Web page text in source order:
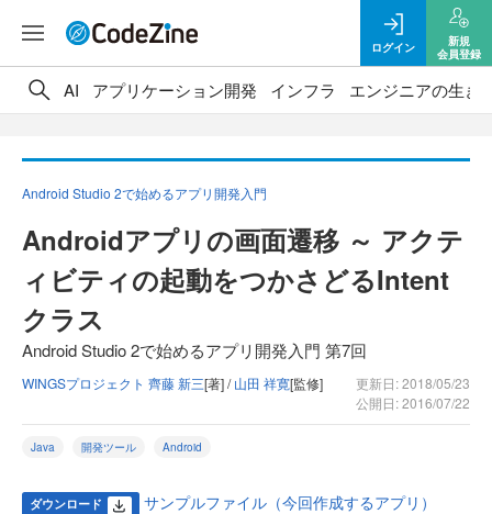
ログイン
新規
会員登録
AI アプリケーション開発 インフラ エンジニアの生き
Android Studio 2で始めるアプリ開発入門
Androidアプリの画面遷移 ～ アクテ
ィビティの起動をつかさどるIntent
クラス
Android Studio 2で始めるアプリ開発入門 第7回
WINGSプロジェクト 齊藤 新三[著] /山田 祥寛[監修]
更新日: 2018/05/23
公開日: 2016/07/22
Java 開発ツール Android
ダウンロード
サンプルファイル（今回作成するアプリ）